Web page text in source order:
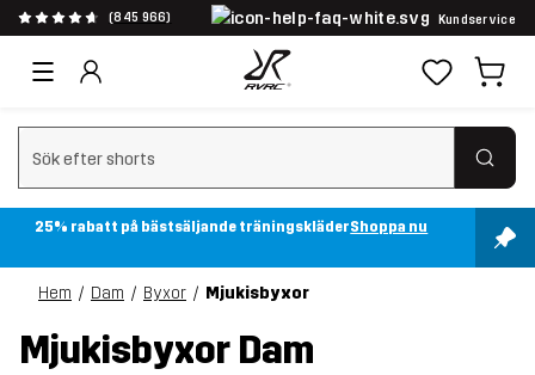
(845 966) Kundservice
Rensa sök
25% rabatt på bästsäljande träningskläderShoppa nu
Hem Dam Byxor Mjukisbyxor
Mjukisbyxor Dam